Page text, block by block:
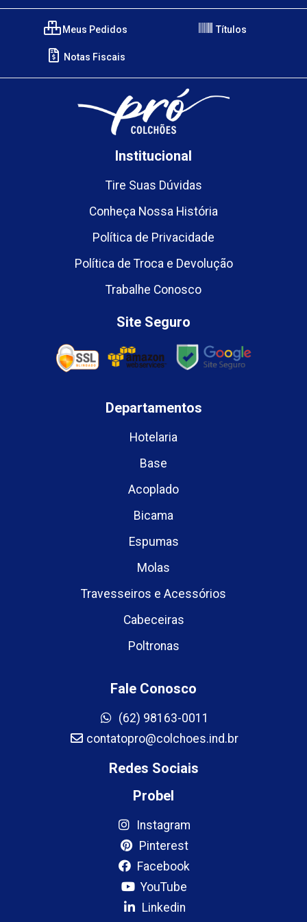
Meus Pedidos Títulos
Notas Fiscais
Institucional
Tire Suas Dúvidas
Conheça Nossa História
Política de Privacidade
Política de Troca e Devolução
Trabalhe Conosco
Site Seguro
Departamentos
Hotelaria
Base
Acoplado
Bicama
Espumas
Molas
Travesseiros e Acessórios
Cabeceiras
Poltronas
Fale Conosco
(62) 98163-0011
contatopro@colchoes.ind.br
Redes Sociais
Probel
Instagram
Pinterest
Facebook
YouTube
Linkedin